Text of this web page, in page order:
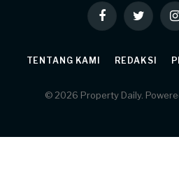
FacebookTwitter
TENTANG KAMI REDAKSI
© 2026 Property Daily.